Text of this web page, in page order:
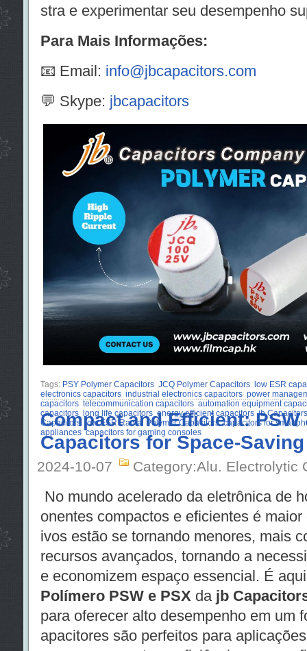
stra e experimentar seu desempenho
Para Mais Informações:
📧 Email: info@jbcapacitors.com
💬 Skype: jbcapacitors
Tags: PSY Polymer Capacitors JCQ Polymer Capacitors
low ESR
electronics capacitors industrial electronics capacitors power
capacitors telecommunication capacitors automation equipment
capacitors
long life capacitors energy efficient capacitors jb Capacitors
Capacitors
low ESR Radial Polymer Capacitors capacitors for
appliances capacitors for gaming consoles
Compact and Efficient: PSW
Capacitors for Space-
2024-10-07 Category:Alu. Electrolytic
No mundo acelerado da eletrônica de
onentes compactos e eficientes é
ivos estão se tornando menores, mais
recursos avançados, tornando a
e economizem espaço essencial. É
Polímero PSW e PSXda jb
para oferecer alto desempenho em um
apacitores são perfeitos para